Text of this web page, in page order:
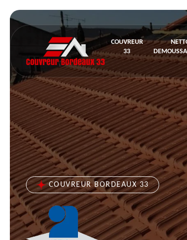
COUVREUR
33
COUVREUR BORDEAUX 33